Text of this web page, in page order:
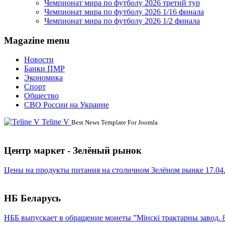
Чемпионат мира по футболу 2026 третий тур
Чемпионат мира по футболу 2026 1/16 финала
Чемпионат мира по футболу 2026 1/2 финала
Magazine menu
Новости
Банки ПМР
Экономика
Спорт
Общество
СВО России на Украине
Teline V Best News Template For Joomla
Центр маркет - Зелёный рынок
Цены на продукты питания на столичном Зелёном рынке
НБ Беларусь
НББ выпускает в обращение монеты ”Мінскі трактарны завод.